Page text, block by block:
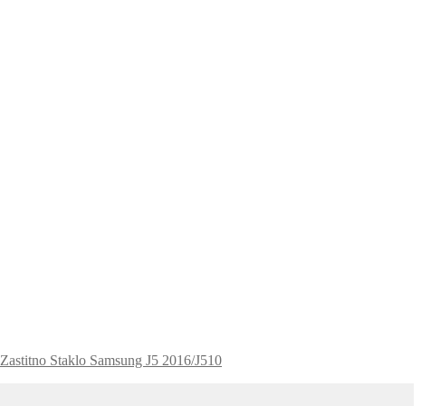
Zastitno Staklo Samsung J5 2016/J510